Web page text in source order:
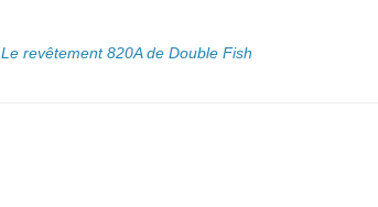
Le revêtement 820A de Double Fish